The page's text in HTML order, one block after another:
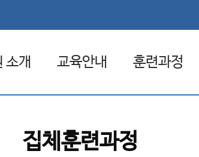
소개 교육안내
국민내일배움카드
훈련과정
원격훈련과정
집체훈련과정